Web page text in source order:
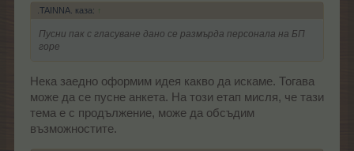
.TAINNA. каза: ↑
Пусни пак с гласуване дано се размърда персонала на БП
горе
Нека заедно оформим идея какво да искаме. Тогава
може да се пусне анкета. На този етап мисля, че тази
тема е с продължение, може да обсъдим
възможностите.